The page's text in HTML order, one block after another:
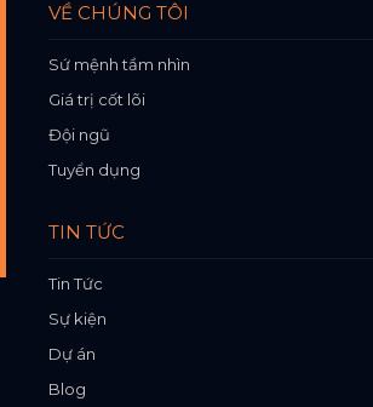
VỀ CHÚNG TÔI
Sứ mệnh tầm nhìn
Giá trị cốt lõi
Đội ngũ
Tuyển dụng
TIN TỨC
Tin Tức
Sự kiện
Dự án
Blog